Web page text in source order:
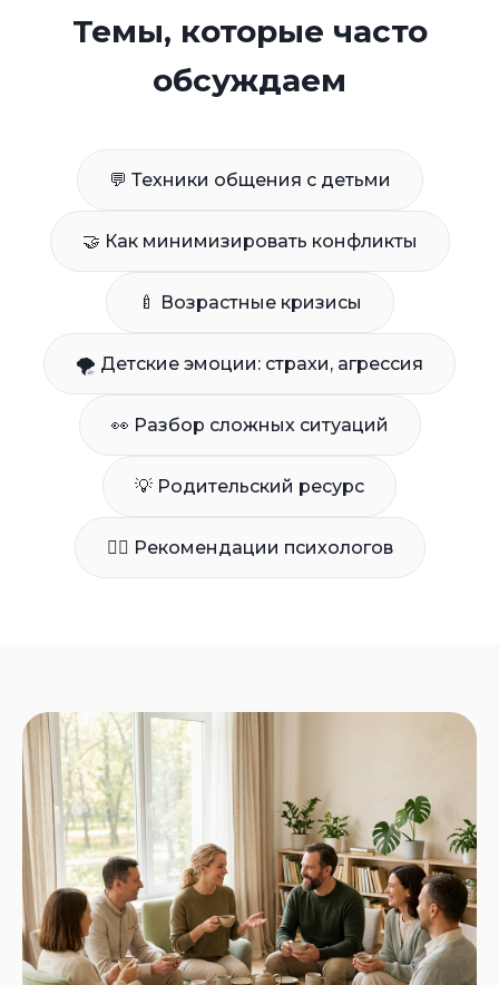
Темы, которые часто
обсуждаем
💬 Техники общения с детьми
🤝 Как минимизировать конфликты
🍼 Возрастные кризисы
🌪 Детские эмоции: страхи, агрессия
👀 Разбор сложных ситуаций
💡 Родительский ресурс
👩‍⚕️ Рекомендации психологов